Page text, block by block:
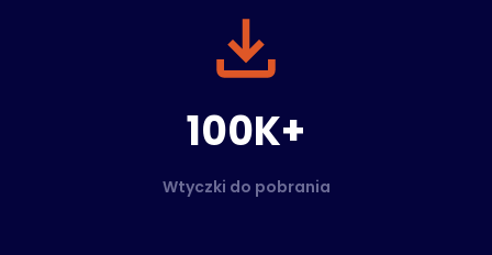
100K+
Wtyczki do pobrania